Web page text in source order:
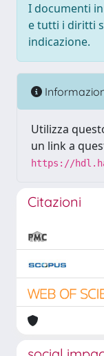
I documenti
e tutti i diritti
indicazione.
Utilizza
un link a
https://
Citazioni